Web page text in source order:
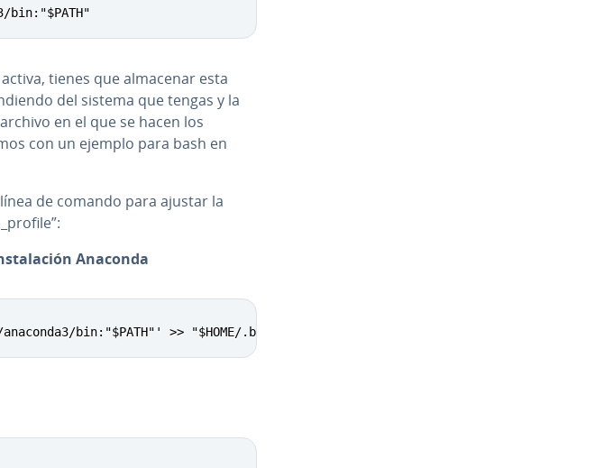
bin:"$PATH"
tienes que almacenar esta
del sistema que tengas y la
en el que se hacen los
con un ejemplo para bash en
de comando para ajustar la
Anaconda
bin:"$PATH"' >> "$HOME/.bash_profile"